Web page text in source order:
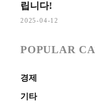
립니다!
2025-04-12
POPULAR
경제
기타